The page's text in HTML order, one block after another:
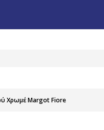
Χρωμέ Margot Fiore